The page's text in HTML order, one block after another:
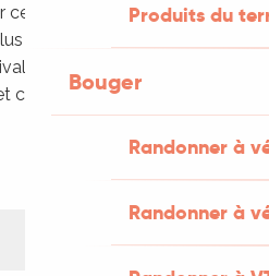
Produits du
Bouger
Randonner à
Randonner à
élan, sans nostalgie, en
libre, plus joyeuse, plus
» : investir la ville, faire
création,...